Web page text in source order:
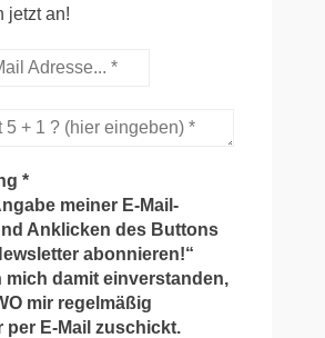
jetzt an!
*
meiner E-Mail-
Anklicken des Buttons
abonnieren!“
mich damit einverstanden,
mir regelmäßig
per E-Mail zuschickt.